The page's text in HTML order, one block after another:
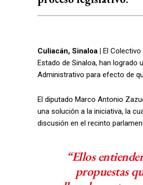
Culiacán, Sinaloa | El
Estado de Sinaloa, han logrado
Administrativo para efecto de
El diputado Marco Antonio
una solución a la iniciativa, la
discusión en el recinto
“Ellos
propuestas